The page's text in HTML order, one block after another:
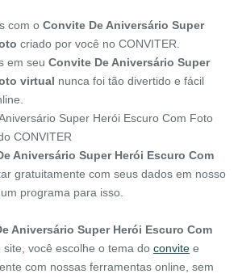
com o Convite De Aniversário Super
criado por você no CONVITER.
em seu Convite De Aniversário Super
virtual nunca foi tão divertido e fácil
Super Herói Escuro Com Foto
CONVITER
Aniversário Super Herói Escuro Com
gratuitamente com seus dados em nosso
programa para isso.
Aniversário Super Herói Escuro Com
site, você escolhe o tema do convite e
com nossas ferramentas online, sem